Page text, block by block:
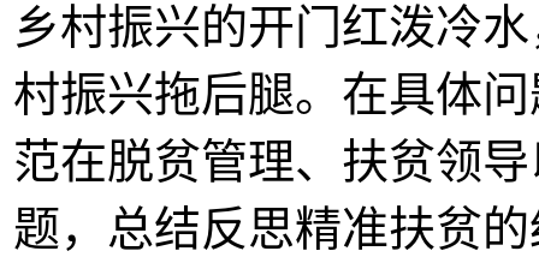
乡村振兴的开门红泼冷
村振兴拖后腿。在具体
范在脱贫管理、扶贫领
题，总结反思精准扶贫